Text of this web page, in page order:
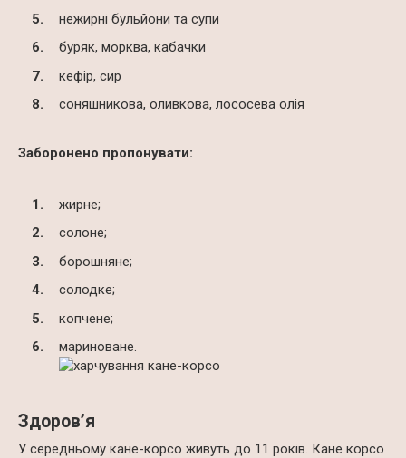
нежирні бульйони та супи
буряк, морква, кабачки
кефір, сир
соняшникова, оливкова, лососева олія
Заборонено пропонувати:
жирне;
солоне;
борошняне;
солодке;
копчене;
мариноване.
Здоров’я
У середньому кане-корсо живуть до 11 років. Кане корсо